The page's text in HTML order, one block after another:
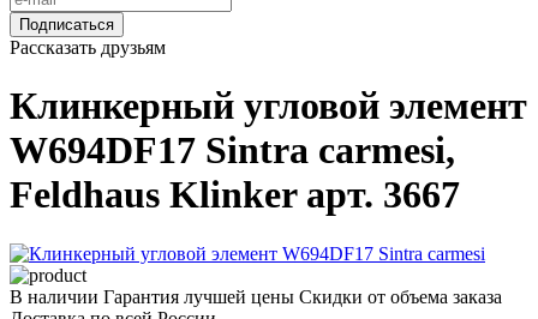
Подписаться
Рассказать друзьям
Клинкерный угловой элемент
W694DF17 Sintra carmesi,
Feldhaus Klinker арт. 3667
В наличии Гарантия лучшей цены Скидки от объема заказа